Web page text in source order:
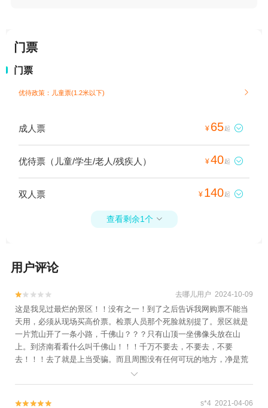
门票
门票
优待政策：儿童票(1.2米以下) 
成人票 ¥ 65起 
优待票（儿童/学生/老人/残疾人） ¥40起 
双人票 ¥ 140起 
查看剩余1个 
用户评论

 去哪儿用户 2024-10-09
这是我见过最烂的景区！！没有之一！到了之后告诉我网购票不能当
天用，必须从现场买高价票。检票人员那个死脸就别提了。景区就是
一片荒山开了一条小路，千佛山？？？只有山顶一坐佛像头放在山
上。到济南看看什么叫千佛山！！！千万不要去，不要去，不要
去！！！去了就是上当受骗。而且周围没有任何可玩的地方，净是荒


 s*4 2021-04-06